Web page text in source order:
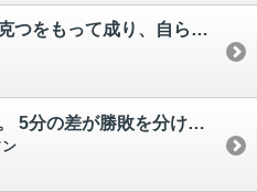
総じて人は己に克つをもって成り、自ら愛するをもって敗るるぞ。
時間がすべてだ。 5分の差が勝敗を分ける。